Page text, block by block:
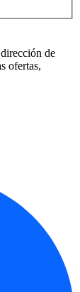
de
ofertas,